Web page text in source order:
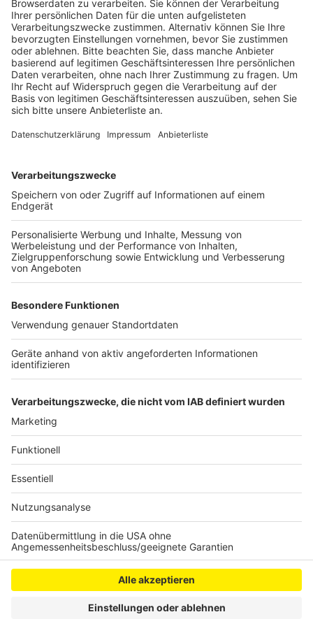
Anzeige
Tür und überreden die Hausbesitzer zu meist
unnötigen Kanalüberprüfungen und Sanierungen.
Veröffentlicht:Montag, 27.09.2021 12:51
Anzeige
Und auch der Dachdecker-Innung im Rhein-Erft-Kreis
Betriebe wurden schon drauf angesprochen, denn
einige Hausbesitzer haben sich bereits über den Tisch
ziehen lassen, sagte uns die Dachdecker-Innung. Die
unseriösen Dachdeckerbetriebe klingeln zum Beispiel
bei Hausbesitzern und behaupten, dass es Schäden
am Dach gibt, die sie dringend ausbessern müssen.
Teilweise steigen die Dachdecker vorher auch selber
aufs Dach, um Ziegel zu lösen oder zu zerschlagen.
Oder bei einer Dachreinigung tauchen plötzlich
Schäden auf, die sofort repariert werden müssen. Die
Dach-Haie drängen die Hausbesitzer dann zu einer
Unterschrift und verlangen überteuerte Preise für ihre
Dienste.
Anzeige
Anzeige